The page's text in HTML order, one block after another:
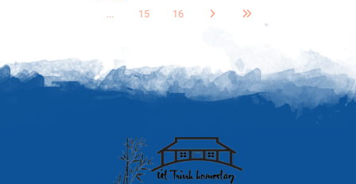
... 15 16